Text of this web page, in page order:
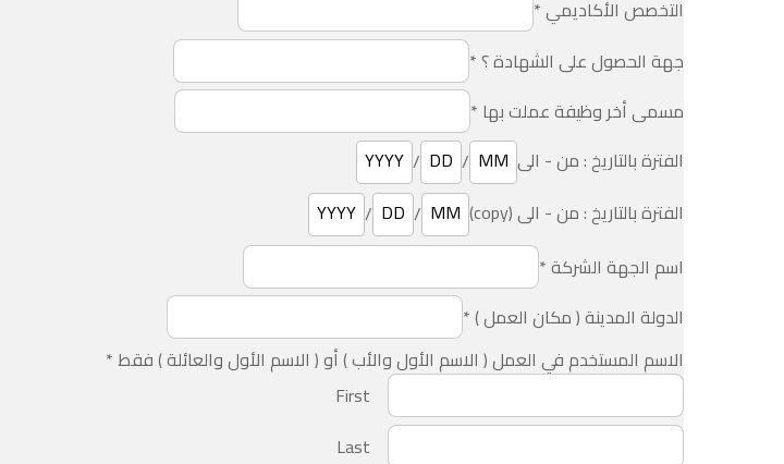
التخصص الأكاديمي*
جهة الحصول على الشهادة ؟*
مسمى أخر وظيفة عملت بها *
الفترة بالتاريخ : من - الى
/
/
الفترة بالتاريخ : من - الى (copy)
/
/
اسم الجهة الشركة*
الدولة المدينة ( مكان العمل )*
الاسم المستخدم في العمل ( الاسم الأول والأب ) أو ( الاسم الأول والعائلة ) فقط*
First
Last